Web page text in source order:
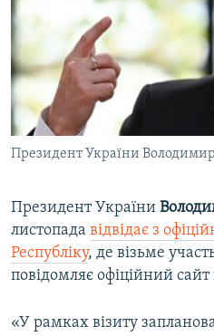
СПЕЦПРОЕКТИ
ДЕПОРТАЦІЯ
ВІДЕОУРОКИ «ELIFBE»
СВІДЧЕННЯ ОКУПАЦІЇ
УКРАЇНСЬКА ПРОБЛЕМА КРИМУ
ЯК ОБІЙТИ БЛОКУВАННЯ
Русский
Qırımtatar
Усі сайти RFE/RL
Президент України
Президент України
листопада відвідає з
Республіку, де візьме
повідомляє офіційний
«У рамках візиту